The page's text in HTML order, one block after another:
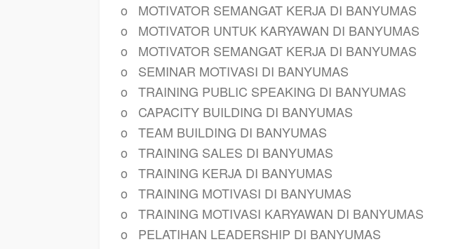
o
MOTIVATOR SEMANGAT KERJA DI BANYUMAS
o
MOTIVATOR UNTUK KARYAWAN DI BANYUMAS
o
MOTIVATOR SEMANGAT KERJA DI BANYUMAS
o
SEMINAR MOTIVASI DI BANYUMAS
o
TRAINING PUBLIC SPEAKING DI BANYUMAS
o
CAPACITY BUILDING DI BANYUMAS
o
TEAM BUILDING DI BANYUMAS
o
TRAINING SALES DI BANYUMAS
o
TRAINING KERJA DI BANYUMAS
o
TRAINING MOTIVASI DI BANYUMAS
o
TRAINING MOTIVASI KARYAWAN DI BANYUMAS
o
PELATIHAN LEADERSHIP DI BANYUMAS